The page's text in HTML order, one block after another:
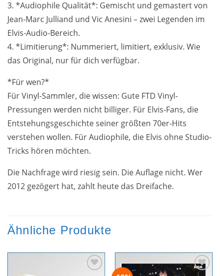
3. *Audiophile Qualität*: Gemischt und gemastert von
Jean-Marc Julliand und Vic Anesini – zwei Legenden im
Elvis-Audio-Bereich.
4. *Limitierung*: Nummeriert, limitiert, exklusiv. Wie
das Original, nur für dich verfügbar.
*Für wen?*
Für Vinyl-Sammler, die wissen: Gute FTD Vinyl-
Pressungen werden nicht billiger. Für Elvis-Fans, die
Entstehungsgeschichte seiner größten 70er-Hits
verstehen wollen. Für Audiophile, die Elvis ohne Studio-
Tricks hören möchten.
Die Nachfrage wird riesig sein. Die Auflage nicht. Wer
2012 gezögert hat, zahlt heute das Dreifache.
Ähnliche Produkte